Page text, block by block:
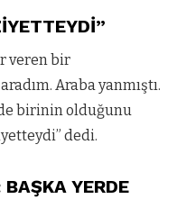
veren bir
Araba yanmıştı.
birinin olduğunu
dedi.
YERDE